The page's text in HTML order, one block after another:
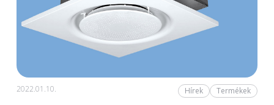
2022.01.10. Hírek Termékek